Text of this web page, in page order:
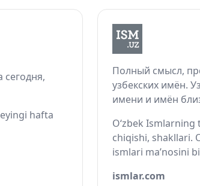
hafta
Полный смысл,
узбекских имён.
имени и имён
O‘zbek Ismlarning
chiqishi, shakllari.
ismlari ma’nosini
ismlar.com